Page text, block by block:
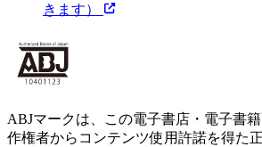
きます）
ABJマークは、この電子書店・電子書
作権者からコンテンツ使用許諾を得た